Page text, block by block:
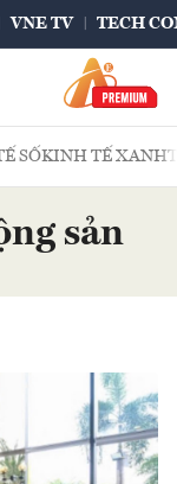
VNE TV TECH
SỐKINH TẾ XANH
sản